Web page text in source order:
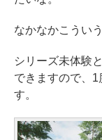
なかなかこうい
シリーズ未体験
できますので、
す。